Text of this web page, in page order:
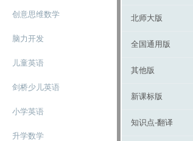
创意思维数学
脑力开发
儿童英语
剑桥少儿英语
小学英语
升学数学
北师大版
全国通用版
其他版
新课标版
知识点-翻译